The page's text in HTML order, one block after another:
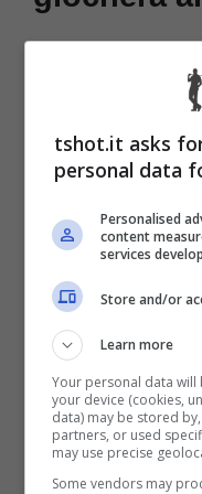
gerarchie. Sarà
calciomercato
giocatore serbo:
destinazione in
Come svelato
giornata di
decisivo per il
Lazar
tshot.it asks
personal data
Personalised
content
services
Store and/or
Learn more
Your personal data
your device (cookies,
data) may be stored
partners, or used
may use precise
Some vendors may